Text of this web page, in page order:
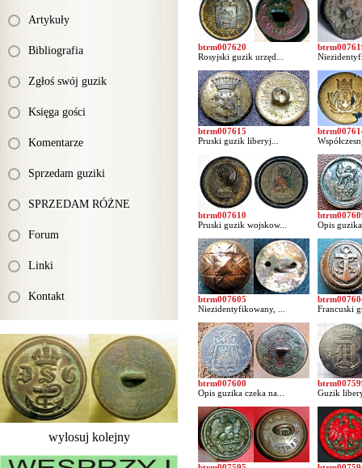
Artykuły
Bibliografia
Zgłoś swój guzik
Księga gości
Komentarze
Sprzedam guziki
SPRZEDAM RÓŻNE
Forum
Linki
Kontakt
wylosuj kolejny
btrm007620
Rosyjski guzik urzęd...
btrm007615
Pruski guzik liberyj...
btrm007610
Pruski guzik wojskow...
Opis
btrm007605
Niezidentyfikowany, ...
Francuski
btrm007600
Opis guzika czeka na...
Guzik